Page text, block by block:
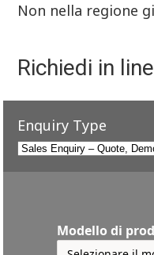
Non nella regione
Richiedi in
Enquiry Type
Modello di